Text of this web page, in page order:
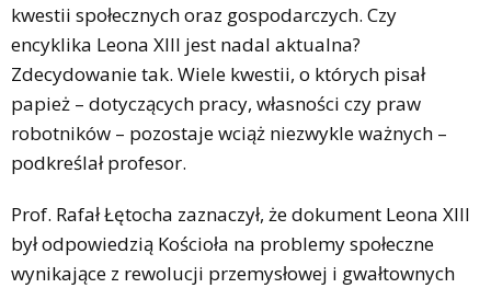
kwestii społecznych oraz gospodarczych. Czy
encyklika Leona XIII jest nadal aktualna?
Zdecydowanie tak. Wiele kwestii, o których pisał
papież – dotyczących pracy, własności czy praw
robotników – pozostaje wciąż niezwykle ważnych –
podkreślał profesor.
Prof. Rafał Łętocha zaznaczył, że dokument Leona XIII
był odpowiedzią Kościoła na problemy społeczne
wynikające z rewolucji przemysłowej i gwałtownych